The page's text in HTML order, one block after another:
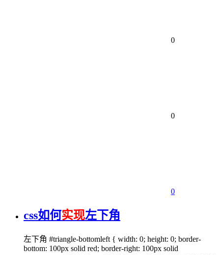
0
0
0
css如何实现​左下角
左下角 #triangle-bottomleft { width: 0; height: 0; border-
bottom: 100px solid red; border-right: 100px solid